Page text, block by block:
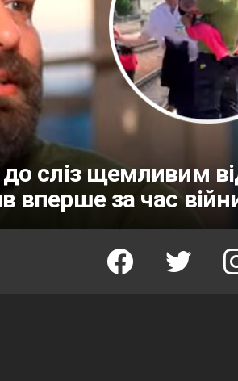
сліз щемливим
вперше за час
facebook twitter